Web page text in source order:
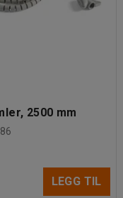
2500 mm
LEGG TIL